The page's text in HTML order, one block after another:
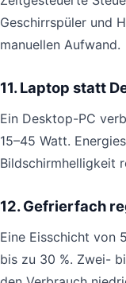
Geschirrspüler und
manuellen Aufwand.
11. Laptop statt
Ein Desktop-PC
15–45 Watt.
Bildschirmhelligkeit
12. Gefrierfach
Eine Eisschicht von
bis zu 30 %. Zwei-